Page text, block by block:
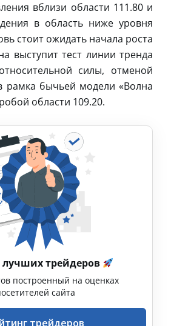
вблизи области 111.80 и
в область ниже уровня
стоит ожидать начала роста
выступит тест линии тренда
силы, отменой
рамка бычьей модели «Волна
области 109.20.
лучших трейдеров
построенный на оценках
сайта
трейдеров